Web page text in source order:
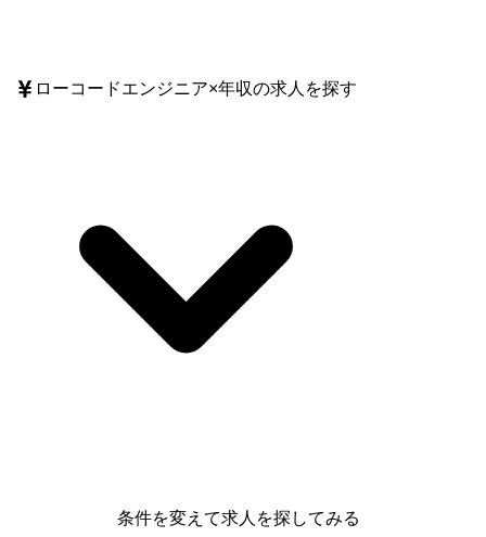
ローコードエンジニア×年収の求人を探す
条件を変えて求人を探してみる